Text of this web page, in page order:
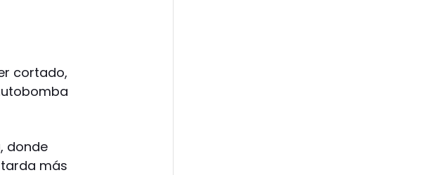
cortado,
donde
más